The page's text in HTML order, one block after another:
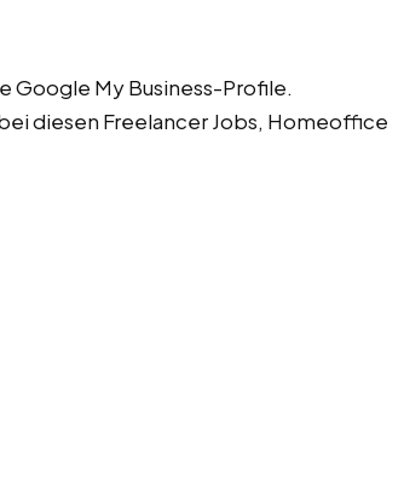
Google My Business-Profile.
diesen Freelancer Jobs, Homeoffice